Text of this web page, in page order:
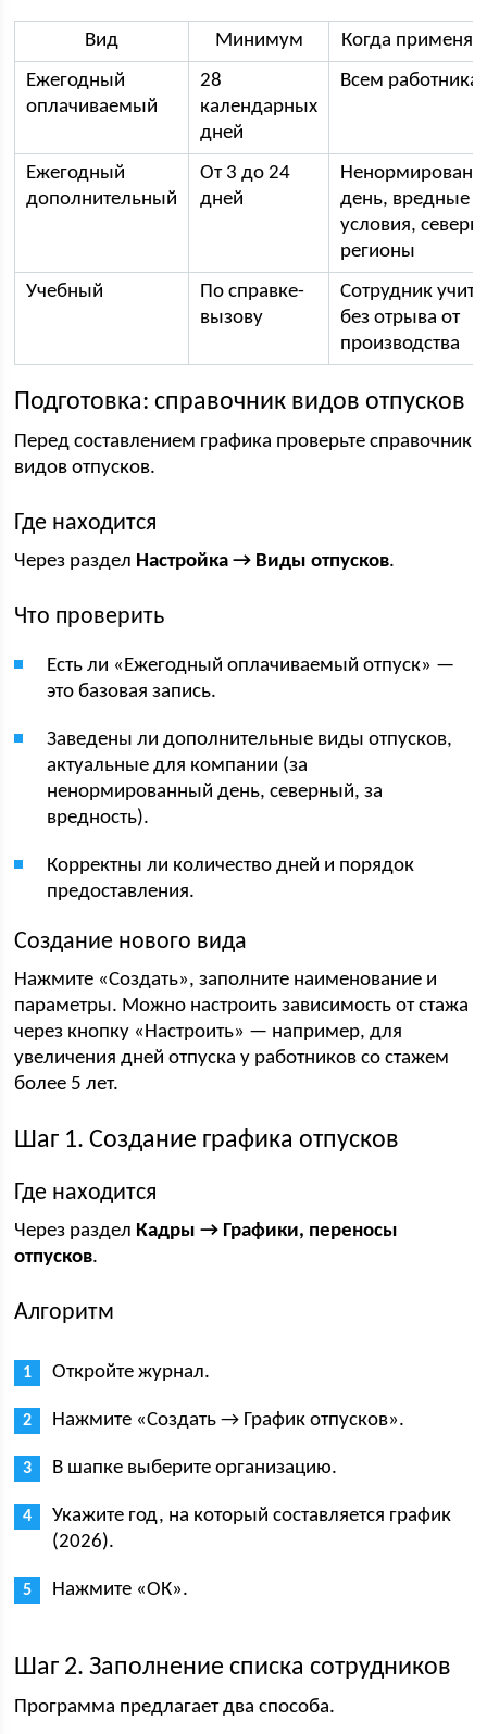
Вид Минимум
Когда
Ежегодный
оплачиваемый
28
календарных
дней
Всем
Ежегодный
дополнительный
От 3 до 24
дней
день, вредные
условия,
регионы
Учебный
По справке-
вызову
Сотрудник
без отрыва от
производства
Подготовка: справочник видов отпусков
Перед составлением графика проверьте справочник
видов отпусков.
Где находится
Через раздел Настройка → Виды отпусков.
Что проверить
Есть ли «Ежегодный оплачиваемый отпуск» —
это базовая запись.
Заведены ли дополнительные виды отпусков,
актуальные для компании (за
ненормированный день, северный, за
вредность).
Корректны ли количество дней и порядок
предоставления.
Создание нового вида
Нажмите «Создать», заполните наименование и
параметры. Можно настроить зависимость от стажа
через кнопку «Настроить» — например, для
увеличения дней отпуска у работников со стажем
более 5 лет.
Шаг 1. Создание графика отпусков
Где находится
Через раздел Кадры → Графики, переносы
отпусков.
Алгоритм
Откройте журнал.
Нажмите «Создать → График отпусков».
В шапке выберите организацию.
Укажите год, на который составляется график
(2026).
Нажмите «ОК».
Шаг 2. Заполнение списка сотрудников
Программа предлагает два способа.